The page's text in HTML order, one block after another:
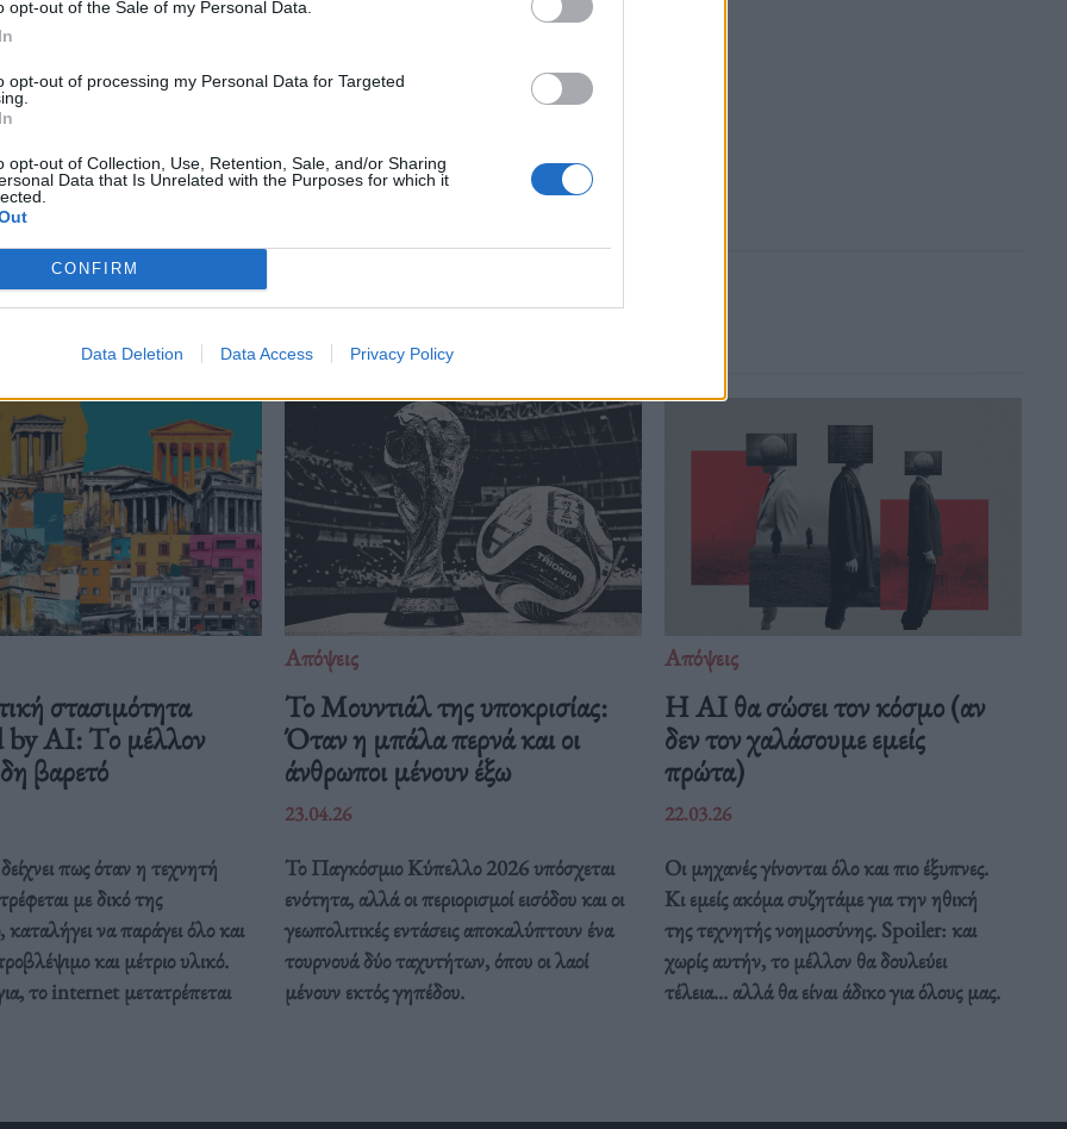
opt-out of the Sale of my Personal Data.
opt-out of processing my Personal Data for Targeted
opt-out of Collection, Use, Retention, Sale, and/or Sharing
Data that Is Unrelated with the Purposes for which it
CONFIRM
Data Deletion Data Access Privacy Policy
Δείτε επίσης
στασιμότητα
by AI: Tο μέλλον
βαρετό
πως όταν η τεχνητή
με δικό της
καταλήγει να παράγει όλο και
και μέτριο υλικό.
το internet μετατρέπεται
Απόψεις
Το Μουντιάλ της υποκρισίας:
Όταν η μπάλα περνά και οι
άνθρωποι μένουν έξω
23.04.26
Το Παγκόσμιο Κύπελλο 2026 υπόσχεται
ενότητα, αλλά οι περιορισμοί εισόδου και οι
γεωπολιτικές εντάσεις αποκαλύπτουν ένα
τουρνουά δύο ταχυτήτων, όπου οι λαοί
μένουν εκτός γηπέδου.
Απόψεις
Η AI θα σώσει τον κόσμο (αν
δεν τον χαλάσουμε εμείς
πρώτα)
22.03.26
Οι μηχανές γίνονται όλο και πιο έξυπνες.
Κι εμείς ακόμα συζητάμε για την ηθική
της τεχνητής νοημοσύνης. Spoiler: και
χωρίς αυτήν, το μέλλον θα δουλεύει
τέλεια... αλλά θα είναι άδικο για όλους μας.